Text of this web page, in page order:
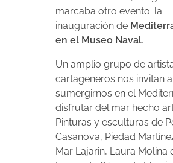
marcaba otro evento: la
inauguración de
en el Museo Naval.
Un amplio grupo de
cartageneros nos invitan a
sumergirnos en el
disfrutar del mar hecho
Pinturas y esculturas de
Casanova, Piedad
Mar Lajarin, Laura Molina